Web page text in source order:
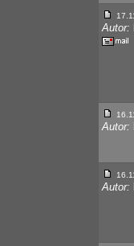
Autor:
Autor:
Autor: